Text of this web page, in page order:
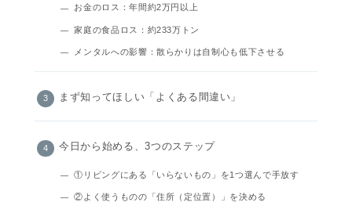
お金のロス：年間約2万円以上
家庭の食品ロス：約233万トン
メンタルへの影響：散らかりは自制心も低下させる
まず知ってほしい「よくある間違い」
今日から始める、3つのステップ
①リビングにある「いらないもの」を1つ選んで手放す
②よく使うものの「住所（定位置）」を決める